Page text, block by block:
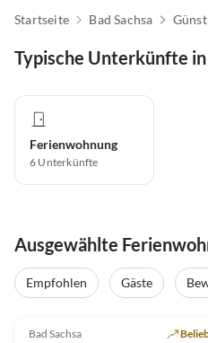
Startseite Bad Sachsa
Typische Unterkünfte in
Ferienwohnung
6 Unterkünfte
Ausgewählte
Empfohlen Gäste
Bad Sachsa